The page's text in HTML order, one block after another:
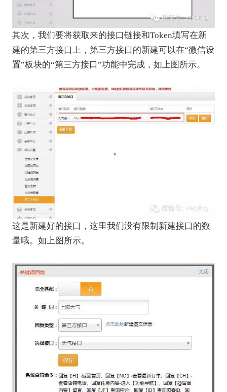
其次，我们要将获取来的接口链接和Token填写在新
建的第三方接口上，第三方接口的新建可以在“微信设
置”板块的“第三方接口”功能中完成，如上图所示。
这是新建好的接口，这里我们没有限制新建接口的数
量哦。如上图所示。